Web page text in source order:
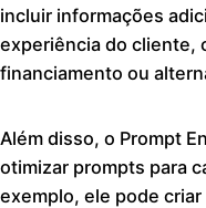
incluir informações
experiência do cliente,
financiamento ou
Além disso, o Prompt
otimizar prompts para
exemplo, ele pode